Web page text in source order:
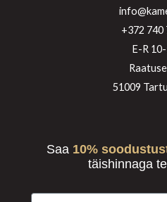
+372 740
E-R
51009
Saa 10%
täishinnaga